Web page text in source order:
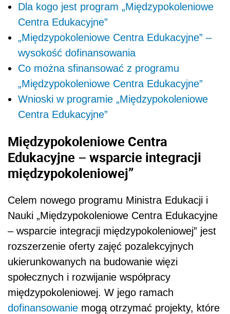
Dla kogo jest program „Międzypokoleniowe
Centra Edukacyjne”
„Międzypokoleniowe Centra Edukacyjne” –
wysokość dofinansowania
Co można sfinansować z programu
„Międzypokoleniowe Centra Edukacyjne”
Wnioski w programie „Międzypokoleniowe
Centra Edukacyjne”
Międzypokoleniowe Centra
Edukacyjne – wsparcie integracji
międzypokoleniowej”
Celem nowego programu Ministra Edukacji i
Nauki „Międzypokoleniowe Centra Edukacyjne
– wsparcie integracji międzypokoleniowej” jest
rozszerzenie oferty zajęć pozalekcyjnych
ukierunkowanych na budowanie więzi
społecznych i rozwijanie współpracy
międzypokoleniowej. W jego ramach
dofinansowanie mogą otrzymać projekty, które